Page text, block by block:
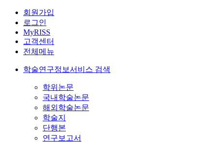
회원가입
로그인
MyRISS
고객센터
전체메뉴
학술연구정보서비스 검색
학위논문
국내학술논문
해외학술논문
학술지
단행본
연구보고서